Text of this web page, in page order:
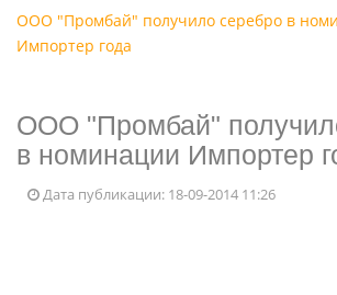
ООО "Промбай" получило серебро в
Импортер года
ООО "Промбай"
в номинации Импортер
Дата публикации: 18-09-2014 11:26